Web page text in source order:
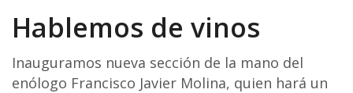
Hablemos de vinos
Inauguramos nueva sección de la mano del
enólogo Francisco Javier Molina, quien hará un